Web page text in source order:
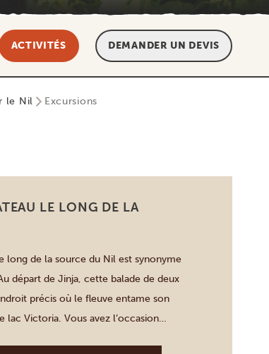
ACTIVITÉS DEMANDER UN DEVIS
le Nil Excursions
LE LONG DE LA
long de la source du Nil est synonyme
départ de Jinja, cette balade de deux
précis où le fleuve entame son
lac Victoria. Vous avez l’occasion